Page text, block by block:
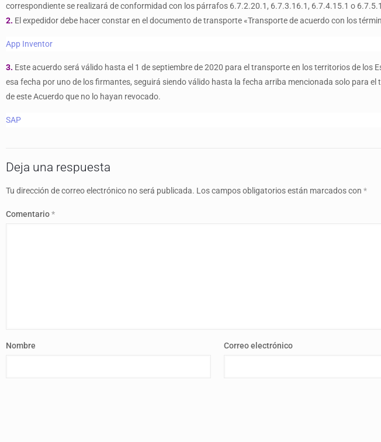
correspondiente se realizará de conformidad con los párrafos 6.7.2.20.1, 6.7.3.16.1, 6.7.4.15.1 o
2. El expedidor debe hacer constar en el documento de transporte «Transporte de acuerdo con los
App Inventor
3. Este acuerdo será válido hasta el 1 de septiembre de 2020 para el transporte en los territorios de los
esa fecha por uno de los firmantes, seguirá siendo válido hasta la fecha arriba mencionada solo para
de este Acuerdo que no lo hayan revocado.
SAP
Deja una respuesta
Tu dirección de correo electrónico no será publicada. Los campos obligatorios están marcados con *
Comentario*
Nombre Correo electrónico